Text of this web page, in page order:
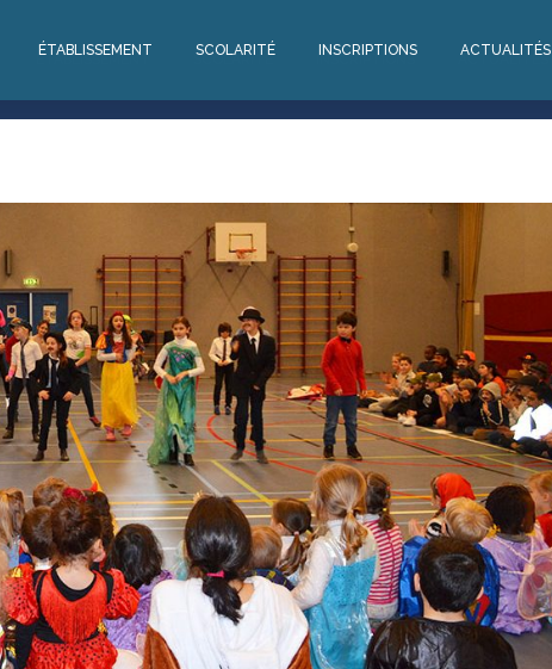
ÉTABLISSEMENT SCOLARITÉ INSCRIPTIONS ACTUALITÉS
ÉTABLISSEMENT SCOLARITÉ INSCRIPTIONS ACTUALITÉS